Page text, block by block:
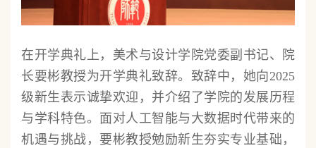
在开学典礼上，美术与设计学院党委副书记、院
长要彬教授为开学典礼致辞。致辞中，她向2025
级新生表示诚挚欢迎，并介绍了学院的发展历程
与学科特色。面对人工智能与大数据时代带来的
机遇与挑战，要彬教授勉励新生夯实专业基础，